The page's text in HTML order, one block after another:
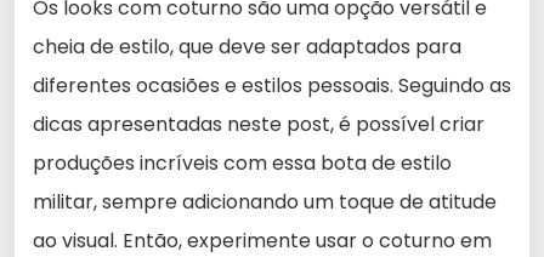
Os looks com coturno são uma opção versátil e
cheia de estilo, que deve ser adaptados para
diferentes ocasiões e estilos pessoais. Seguindo as
dicas apresentadas neste post, é possível criar
produções incríveis com essa bota de estilo
militar, sempre adicionando um toque de atitude
ao visual. Então, experimente usar o coturno em